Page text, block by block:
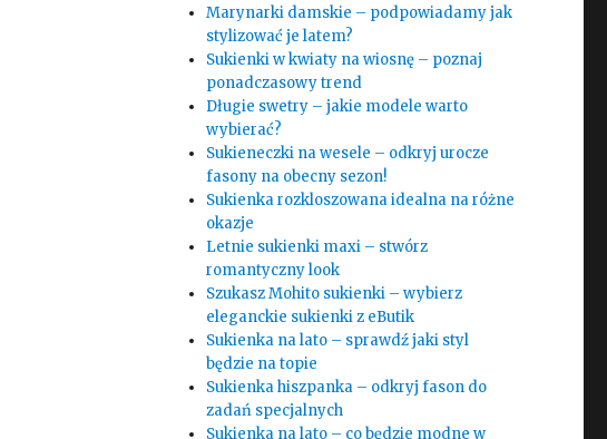
Marynarki damskie – podpowiadamy jak
stylizować je latem?
Sukienki w kwiaty na wiosnę – poznaj
ponadczasowy trend
Długie swetry – jakie modele warto
wybierać?
Sukieneczki na wesele – odkryj urocze
fasony na obecny sezon!
Sukienka rozkloszowana idealna na różne
okazje
Letnie sukienki maxi – stwórz
romantyczny look
Szukasz Mohito sukienki – wybierz
eleganckie sukienki z eButik
Sukienka na lato – sprawdź jaki styl
będzie na topie
Sukienka hiszpanka – odkryj fason do
zadań specjalnych
Sukienka na lato – co będzie modne w